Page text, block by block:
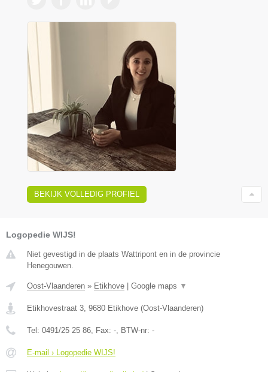
BEKIJK VOLLEDIG PROFIEL
Logopedie WIJS!
Niet gevestigd in de plaats Wattripont en in de provincie
Henegouwen.
Oost-Vlaanderen » Etikhove Google maps ▼
Etikhovestraat 3, 9680 Etikhove (Oost-Vlaanderen)
Tel: 0491/25 25 86, Fax: -, BTW-nr: -
E-mail › Logopedie WIJS!